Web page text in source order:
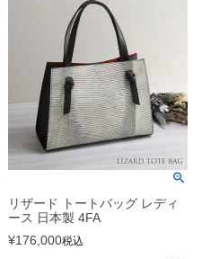
リザード トートバッグ レディ
ース 日本製 4FA
¥176,000税込